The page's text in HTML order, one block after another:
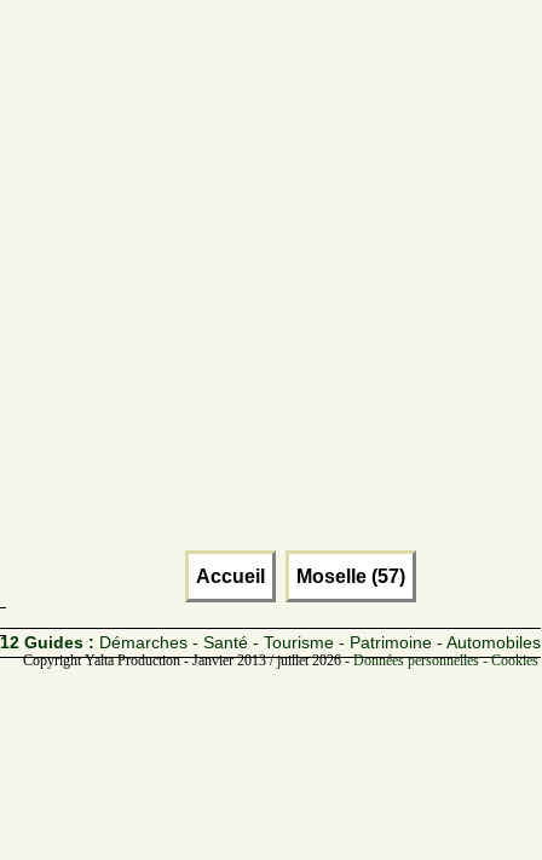
Accueil Moselle (57)
12 Guides : Démarches - Santé - Tourisme - Patrimoine - Automobiles
Copyright Yalta Production - Janvier 2013 / juillet 2026 -Données personnelles -